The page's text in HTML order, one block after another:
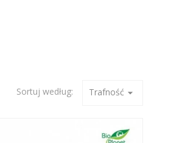
Sortuj według: Trafność arrow_drop_down